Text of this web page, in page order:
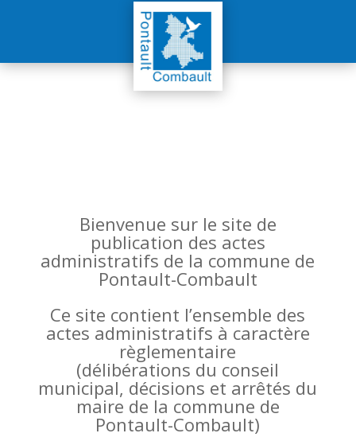
Bienvenue sur le site de
publication des actes
administratifs de la commune de
Pontault-Combault
Ce site contient l’ensemble des
actes administratifs à caractère
règlementaire
(délibérations du conseil
municipal, décisions et arrêtés du
maire de la commune de
Pontault-Combault)